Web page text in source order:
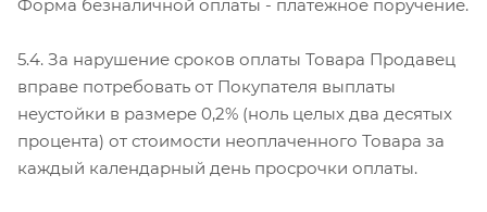
Форма безналичной оплаты - платежное поручение.
5.4. За нарушение сроков оплаты Товара Продавец
вправе потребовать от Покупателя выплаты
неустойки в размере 0,2% (ноль целых два десятых
процента) от стоимости неоплаченного Товара за
каждый календарный день просрочки оплаты.